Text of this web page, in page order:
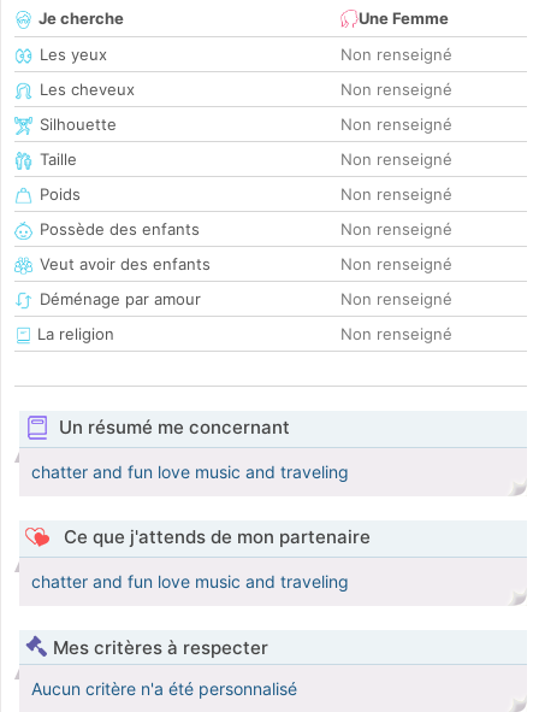
Je cherche
Une Femme
Les yeux
Non renseigné
Les cheveux
Non renseigné
Silhouette
Non renseigné
Taille
Non renseigné
Poids
Non renseigné
Possède des enfants
Non renseigné
Veut avoir des enfants
Non renseigné
Déménage par amour
Non renseigné
La religion
Non renseigné
Un résumé me concernant
chatter and fun love music and traveling
Ce que j'attends de mon partenaire
chatter and fun love music and traveling
Mes critères à respecter
Aucun critère n'a été personnalisé